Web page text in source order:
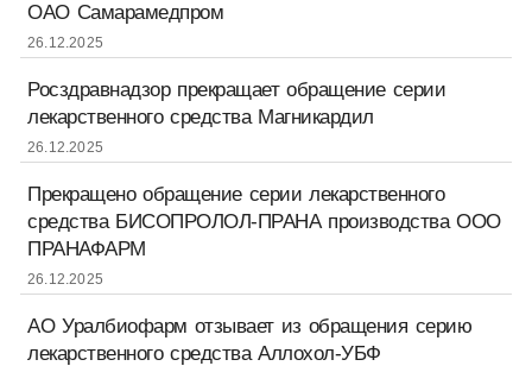
ОАО Самарамедпром
26.12.2025
Росздравнадзор прекращает обращение серии
лекарственного средства Магникардил
26.12.2025
Прекращено обращение серии лекарственного
средства БИСОПРОЛОЛ-ПРАНА производства ООО
ПРАНАФАРМ
26.12.2025
АО Уралбиофарм отзывает из обращения серию
лекарственного средства Аллохол-УБФ